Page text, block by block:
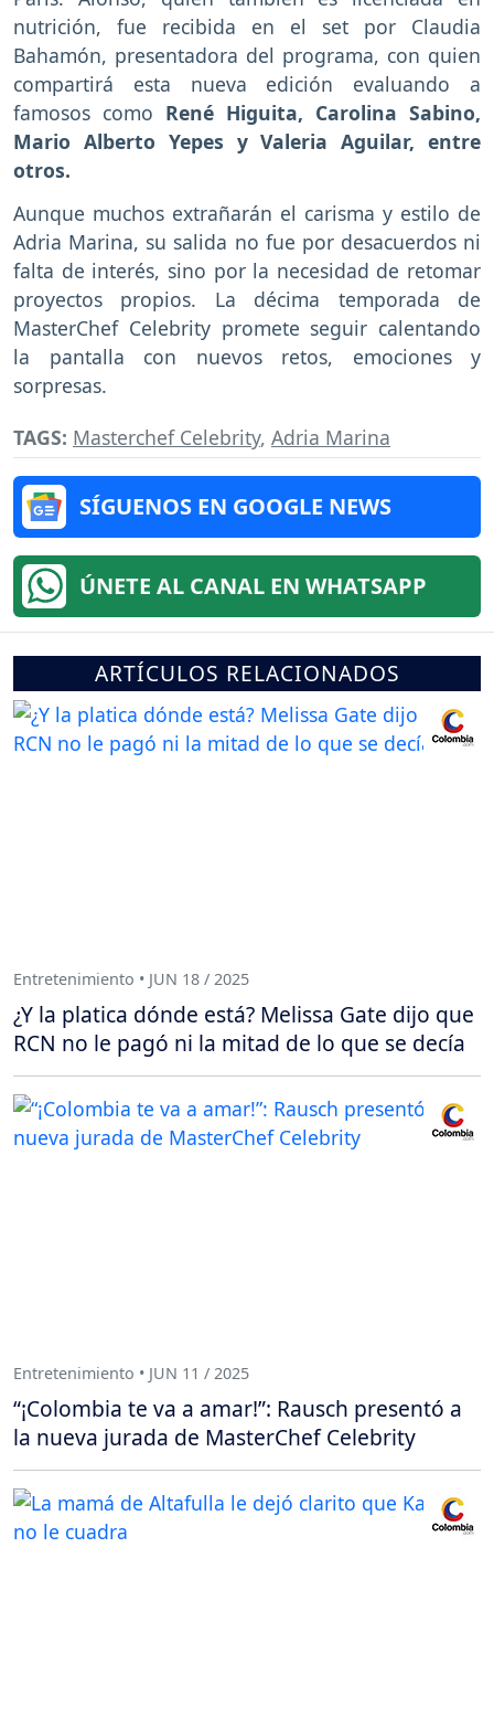
nutrición, fue recibida en el set por Claudia
Bahamón, presentadora del programa, con quien
compartirá esta nueva edición evaluando a
famosos como René Higuita, Carolina Sabino,
Mario Alberto Yepes y Valeria Aguilar, entre
otros.
Aunque muchos extrañarán el carisma y estilo de
Adria Marina, su salida no fue por desacuerdos ni
falta de interés, sino por la necesidad de retomar
proyectos propios. La décima temporada de
MasterChef Celebrity promete seguir calentando
la pantalla con nuevos retos, emociones y
sorpresas.
TAGS: Masterchef Celebrity, Adria Marina
SÍGUENOS EN GOOGLE NEWS
ÚNETE AL CANAL EN WHATSAPP
ARTÍCULOS RELACIONADOS
Entretenimiento • JUN 18 / 2025
¿Y la platica dónde está? Melissa Gate dijo que
RCN no le pagó ni la mitad de lo que se decía
Entretenimiento • JUN 11 / 2025
“¡Colombia te va a amar!”: Rausch presentó a
la nueva jurada de MasterChef Celebrity